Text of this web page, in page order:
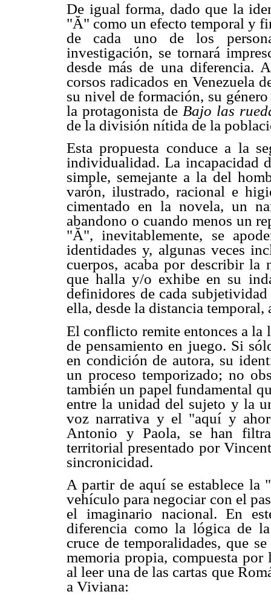
De igual forma, dado que la
"Ă" como un efecto temporal y
de cada uno de los
investigación, se tornará
desde más de una diferencia.
corsos radicados en Venezuela
su nivel de formación, su
la protagonista de Bajo las
de la división nítida de la
Esta propuesta conduce a la
individualidad. La incapacidad
simple, semejante a la del
varón, ilustrado, racional e
cimentado en la novela, un
abandono o cuando menos un
"Ă", inevitablemente, se
identidades y, algunas veces
cuerpos, acaba por describir la
que halla y/o exhibe en su
definidores de cada
ella, desde la distancia
El conflicto remite entonces a la
de pensamiento en juego. Si
en condición de autora, su
un proceso temporizado; no
también un papel fundamental
entre la unidad del sujeto y la
voz narrativa y el "aquí y
Antonio y Paola, se han
territorial presentado por
sincronicidad.
A partir de aquí se establece la
vehículo para negociar con el
el imaginario nacional. En
diferencia como la lógica de
cruce de temporalidades, que
memoria propia, compuesta por
al leer una de las cartas que
a Viviana: